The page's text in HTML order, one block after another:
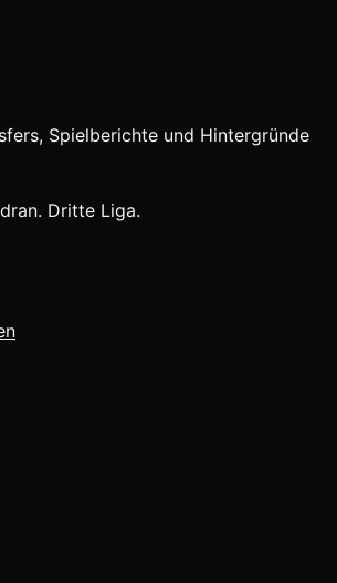
Spielberichte und Hintergründe
Dritte Liga.